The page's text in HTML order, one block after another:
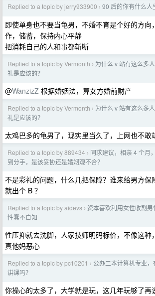
Replied to a topic by jerry933900 › 90 后的你有什么人
即使单身也不要当龟男，不婚不育是个好的方向
作，储蓄，保持内心平静
把消耗自己的人和事都斩断
Replied to a topic by Vermonth › 为什么 v 站有这么多
礼是应该的？
@WanzizZ 根据婚姻法，算女方婚前财产
Replied to a topic by Vermonth › 为什么 v 站有这么多
礼是应该的？
太鸡巴多的龟男了，现实里当久了，上网也不敢
Replied to a topic by 889434 › 同求建议，相亲 4 个月
到分手，是该妥协还是婚姻观不合？
不是彩礼的问题，什么几把保障？谁来给男方保
就出个 B ？
Replied to a topic by aidevs › 资本喜欢利用女性收割
性蠢不自知
性压抑就去洗脚，人家技师明码标价，不像这种
真他妈恶心
Replied to a topic by pc10201 › 公办二本计算机专业
讲课吗？
你操心的太多了，大学就是玩，这几年玩够了再